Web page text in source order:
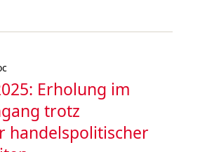
Erholung im
trotz
handelspolitischer